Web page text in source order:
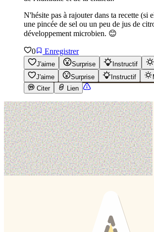
N'hésite pas à rajouter dans ta recette (si
une pincée de sel ou un peu de jus de
développement microbien. 😊
0 Enregistrer
J'aime Surprise Instructif
J'aime
Surprise Instructif
Citer
Lien